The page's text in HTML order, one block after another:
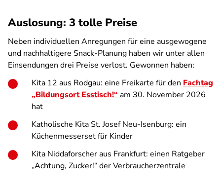
Auslosung: 3 tolle Preise
Neben individuellen Anregungen für eine ausgewogene
und nachhaltigere Snack-Planung haben wir unter allen
Einsendungen drei Preise verlost. Gewonnen haben:
Kita 12 aus Rodgau: eine Freikarte für den Fachtag
„Bildungsort Esstisch!“ am 30. November 2026
hat
Katholische Kita St. Josef Neu-Isenburg: ein
Küchenmesserset für Kinder
Kita Niddaforscher aus Frankfurt: einen Ratgeber
„Achtung, Zucker!“ der Verbraucherzentrale